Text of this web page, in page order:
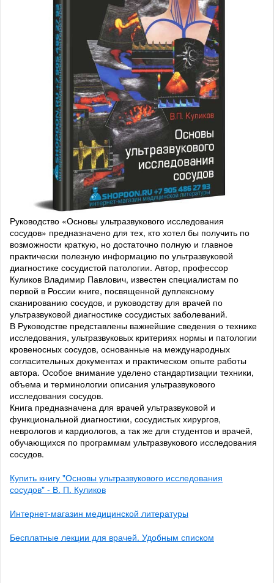
Руководство «Основы ультразвукового исследования
сосудов» предназначено для тех, кто хотел бы получить по
возможности краткую, но достаточно полную и главное
практически полезную информацию по ультразвуковой
диагностике сосудистой патологии. Автор, профессор
Куликов Владимир Павлович, известен специалистам по
первой в России книге, посвященной дуплексному
сканированию сосудов, и руководству для врачей по
ультразвуковой диагностике сосудистых заболеваний.
В Руководстве представлены важнейшие сведения о технике
исследования, ультразвуковых критериях нормы и патологии
кровеносных сосудов, основанные на международных
согласительных документах и практическом опыте работы
автора. Особое внимание уделено стандартизации техники,
объема и терминологии описания ультразвукового
исследования сосудов.
Книга предназначена для врачей ультразвуковой и
функциональной диагностики, сосудистых хирургов,
неврологов и кардиологов, а так же для студентов и врачей,
обучающихся по программам ультразвукового исследования
сосудов.
Купить книгу "Основы ультразвукового исследования
сосудов" - В. П. Куликов
Интернет-магазин медицинской литературы
Бесплатные лекции для врачей. Удобным списком